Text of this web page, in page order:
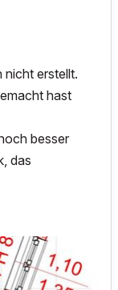
nicht erstellt.
hast
besser
das